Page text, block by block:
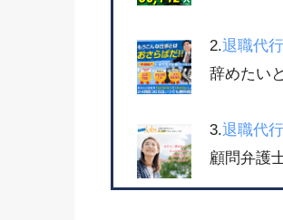
2.退職代
辞めたい
3.退職代
顧問弁護